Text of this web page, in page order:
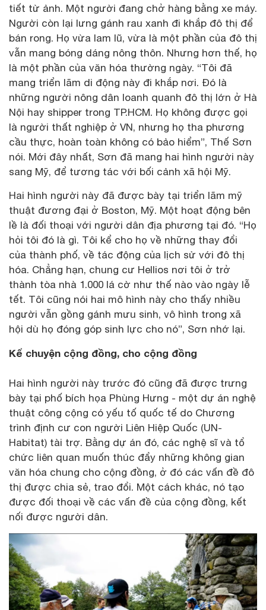
tiết từ ảnh. Một người đang chở hàng bằng xe máy.
Người còn lại lưng gánh rau xanh đi khắp đô thị để
bán rong. Họ vừa lam lũ, vừa là một phần của đô thị
vẫn mang bóng dáng nông thôn. Nhưng hơn thế, họ
là một phần của văn hóa thường ngày. “Tôi đã
mang triển lãm di động này đi khắp nơi. Đó là
những người nông dân loanh quanh đô thị lớn ở Hà
Nội hay shipper trong TP.HCM. Họ không được gọi
là người thất nghiệp ở VN, nhưng họ tha phương
cầu thực, hoàn toàn không có bảo hiểm”, Thế Sơn
nói. Mới đây nhất, Sơn đã mang hai hình người này
sang Mỹ, để tương tác với bối cảnh xã hội Mỹ.
Hai hình người này đã được bày tại triển lãm mỹ
thuật đương đại ở Boston, Mỹ. Một hoạt động bên
lề là đối thoại với người dân địa phương tại đó. “Họ
hỏi tôi đó là gì. Tôi kể cho họ về những thay đổi
của thành phố, về tác động của lịch sử với đô thị
hóa. Chẳng hạn, chung cư Hellios nơi tôi ở trở
thành tòa nhà 1.000 lá cờ như thế nào vào ngày lễ
tết. Tôi cũng nói hai mô hình này cho thấy nhiều
người vẫn gồng gánh mưu sinh, vô hình trong xã
hội dù họ đóng góp sinh lực cho nó”, Sơn nhớ lại.
Kể chuyện cộng đồng, cho cộng đồng
Hai hình người này trước đó cũng đã được trưng
bày tại phố bích họa Phùng Hưng - một dự án nghệ
thuật công cộng có yếu tố quốc tế do Chương
trình định cư con người Liên Hiệp Quốc (UN-
Habitat) tài trợ. Bằng dự án đó, các nghệ sĩ và tổ
chức liên quan muốn thúc đẩy những không gian
văn hóa chung cho cộng đồng, ở đó các vấn đề đô
thị được chia sẻ, trao đổi. Một cách khác, nó tạo
được đối thoại về các vấn đề của cộng đồng, kết
nối được người dân.